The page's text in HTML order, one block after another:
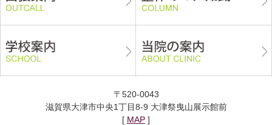
〒520-0043
滋賀県大津市中央1丁目8-9 大津祭曳山展示館前
[ MAP ]